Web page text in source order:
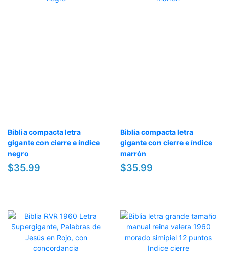
Biblia compacta letra
gigante con cierre e índice
negro
$35.99
Biblia compacta letra
gigante con cierre e índice
marrón
$35.99